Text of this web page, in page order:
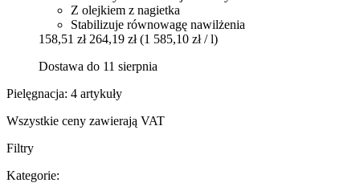
Z olejkiem z nagietka
Stabilizuje równowagę nawilżenia
158,51 zł 264,19 zł (1 585,10 zł / l)
Dostawa do 11 sierpnia
Pielęgnacja: 4 artykuły
Wszystkie ceny zawierają VAT
Filtry
Kategorie: